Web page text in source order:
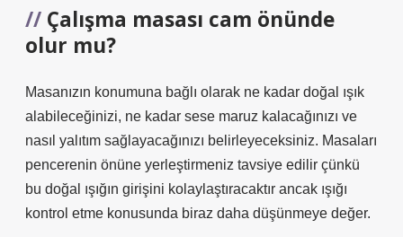
Çalışma masası cam önünde
olur mu?
Masanızın konumuna bağlı olarak ne kadar doğal ışık
alabileceğinizi, ne kadar sese maruz kalacağınızı ve
nasıl yalıtım sağlayacağınızı belirleyeceksiniz. Masaları
pencerenin önüne yerleştirmeniz tavsiye edilir çünkü
bu doğal ışığın girişini kolaylaştıracaktır ancak ışığı
kontrol etme konusunda biraz daha düşünmeye değer.